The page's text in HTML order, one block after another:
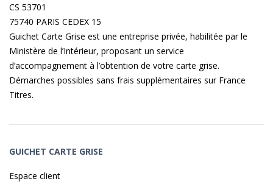
CS 53701
75740 PARIS CEDEX 15
Guichet Carte Grise est une entreprise privée, habilitée par le
Ministère de l’Intérieur, proposant un service
d’accompagnement à l’obtention de votre carte grise.
Démarches possibles sans frais supplémentaires sur France
Titres.
GUICHET CARTE GRISE
Espace client